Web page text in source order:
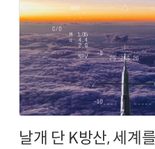
날개 단 K방산, 세계